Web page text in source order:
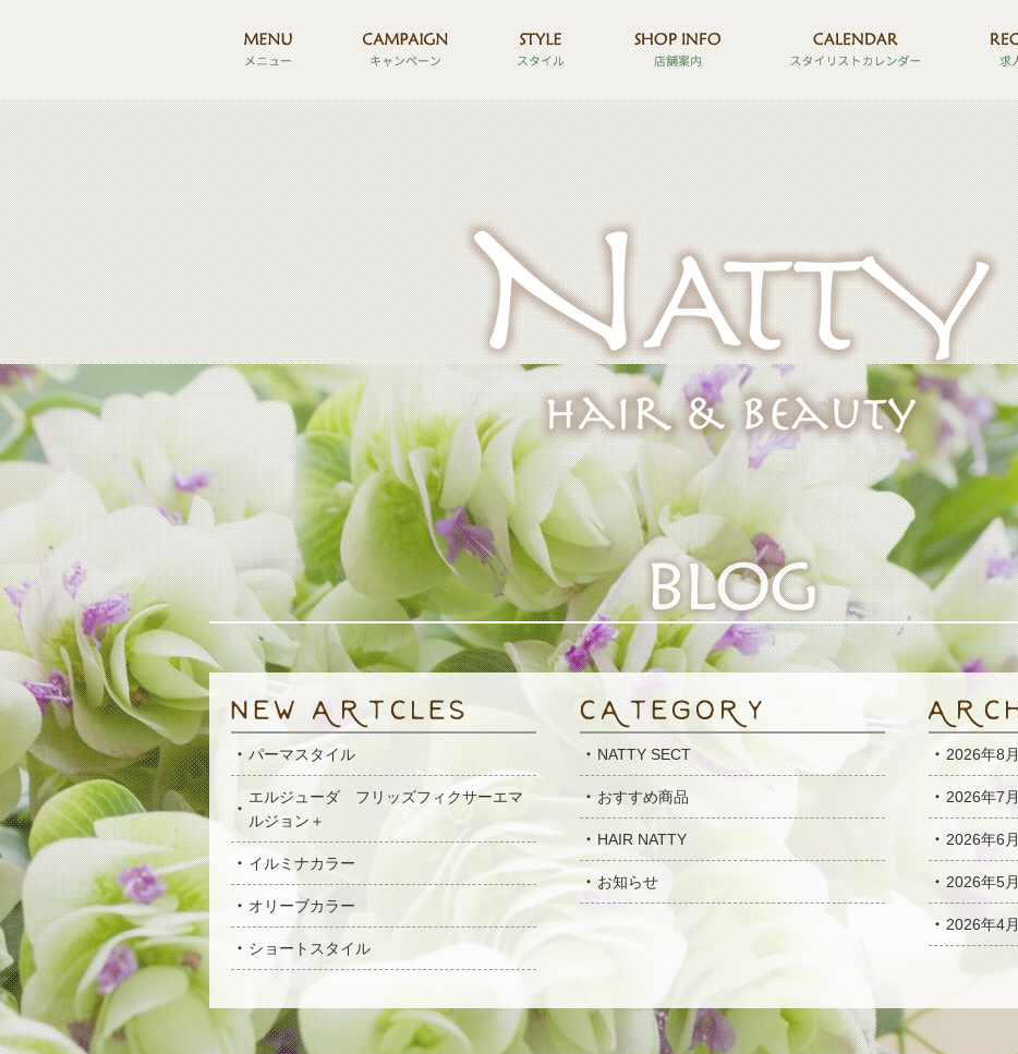
パーマスタイル
エルジューダ フリッズフィクサーエマ
ルジョン＋
イルミナカラー
オリーブカラー
ショートスタイル
NATTY SECT
おすすめ商品
HAIR NATTY
お知らせ
2026年8月
2026年7月
2026年6月
2026年5月
2026年4月